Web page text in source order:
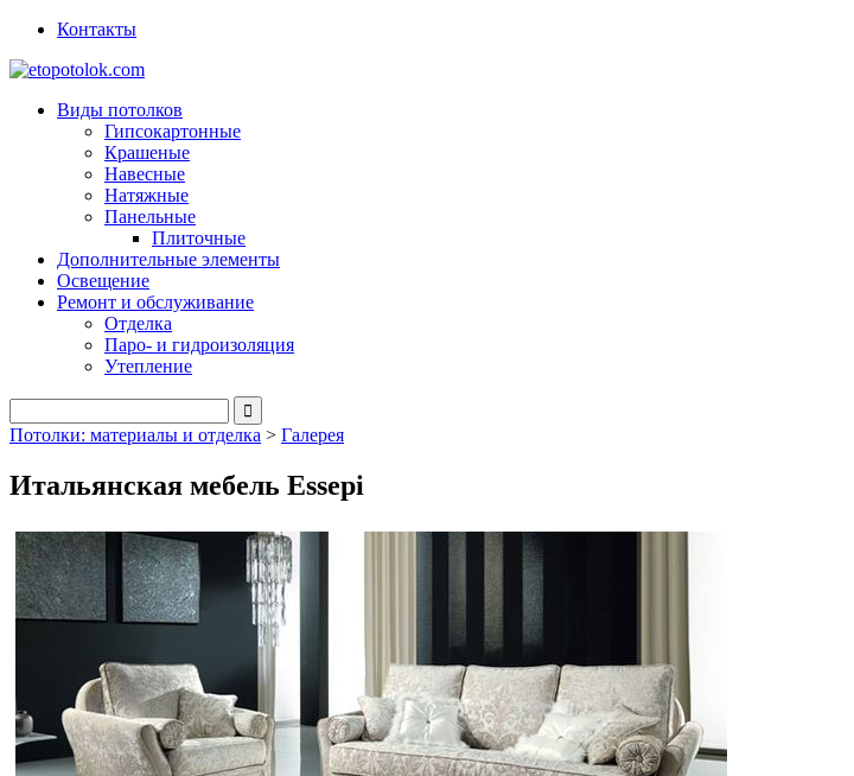
Контакты
Виды потолков
Гипсокартонные
Крашеные
Навесные
Натяжные
Панельные
Плиточные
Дополнительные элементы
Освещение
Ремонт и обслуживание
Отделка
Паро- и гидроизоляция
Утепление
Потолки: материалы и отделка > Галерея
Итальянская мебель Essepi